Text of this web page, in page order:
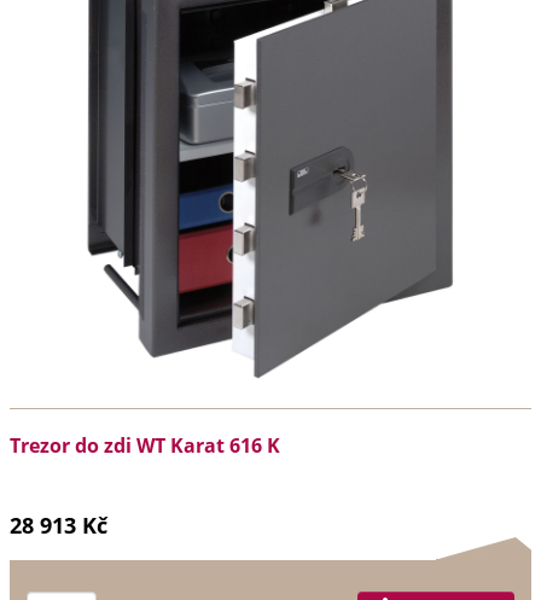
Trezor do zdi WT Karat 616 K
28 913 Kč